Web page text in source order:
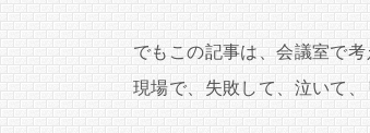
でもこの記事は、会議室で考
現場で、失敗して、泣いて